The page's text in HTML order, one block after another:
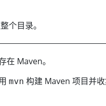
个目录。
在 Maven。
mvn 构建 Maven 项目并